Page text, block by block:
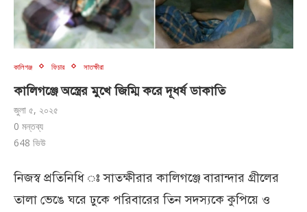
কালিগঞ্জ ফিচার সাতক্ষীরা
কালিগঞ্জে অস্ত্রের মুখে জিম্মি করে দূধর্ষ ডাকাতি
জুলা ৫, ২০২৫
0 মন্তব্য
648 ভিউ
নিজস্ব প্রতিনিধি ঃ সাতক্ষীরার কালিগঞ্জে বারান্দার গ্রীলের
তালা ভেঙে ঘরে ঢুকে পরিবারের তিন সদস্যকে কুপিয়ে ও